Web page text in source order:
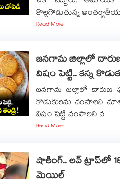
కొల్లగొడుతున్న
Read More
జనగామ జిల్లాలో
విషం పెట్టి.. కన్న
జనగామ జిల్లాలో దారుణ
కొడుకులను చంపాలని
విషం పెట్టి చంపాలని చ
Read More
షాకింగ్.. లవ్ ట్రాప్⁭లో